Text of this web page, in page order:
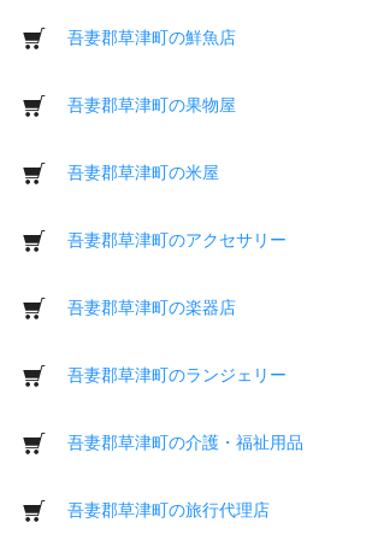
吾妻郡草津町の鮮魚店
吾妻郡草津町の果物屋
吾妻郡草津町の米屋
吾妻郡草津町のアクセサリー
吾妻郡草津町の楽器店
吾妻郡草津町のランジェリー
吾妻郡草津町の介護・福祉用品
吾妻郡草津町の旅行代理店